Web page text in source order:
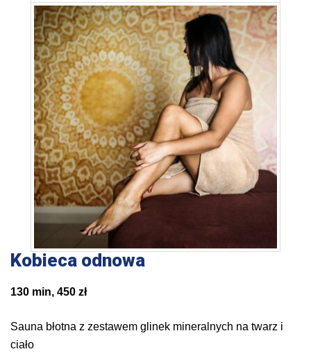
Kobieca odnowa
130 min, 450 zł
Sauna błotna z zestawem glinek mineralnych na twarz i
ciało